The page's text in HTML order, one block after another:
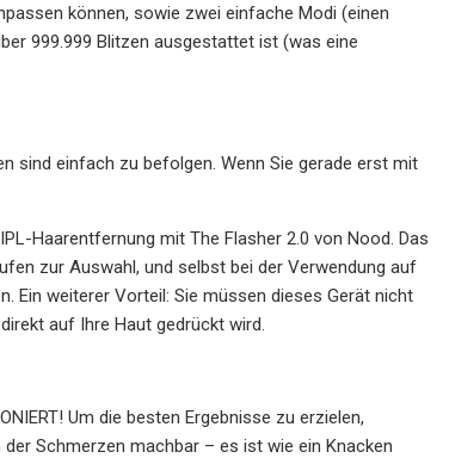
können, sowie zwei einfache Modi (einen
999.999 Blitzen ausgestattet ist (was eine
sind einfach zu befolgen. Wenn Sie gerade erst mit
Haarentfernung mit The Flasher 2.0 von Nood. Das
zur Auswahl, und selbst bei der Verwendung auf
Ein weiterer Vorteil: Sie müssen dieses Gerät nicht
auf Ihre Haut gedrückt wird.
Um die besten Ergebnisse zu erzielen,
Schmerzen machbar – es ist wie ein Knacken